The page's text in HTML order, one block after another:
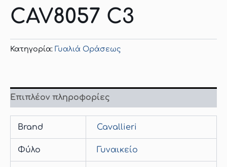
CAV8057 C3
Κατηγορία: Γυαλιά Οράσεως
Επιπλέον πληροφορίες
Brand Cavallieri
Φύλο Γυναικείο